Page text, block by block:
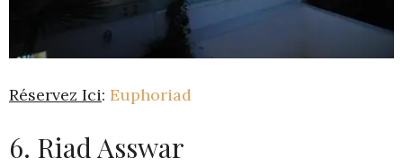
Réservez Ici: Euphoriad
6. Riad Asswar